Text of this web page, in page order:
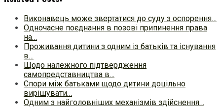
Виконавець може звертатися до суду з оспорення…
Одночасне поєднання в позові припинення права
на…
Проживання дитини з одним із батьків та існування
в…
Щодо належного підтвердження
самопредставництва в…
Спори між батьками щодо дитини доцільно
вирішувати…
Одним з найголовніших механізмів здійснення…